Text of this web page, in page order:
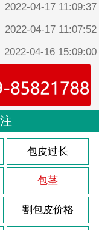
2022-04-17 11:09:37
2022-04-17 11:07:52
2022-04-16 15:09:00
包皮过长
包茎
割包皮价格